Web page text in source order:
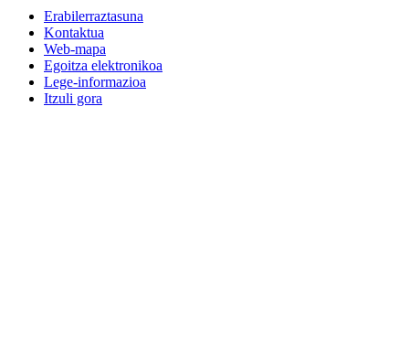
Erabilerraztasuna
Kontaktua
Web-mapa
Egoitza elektronikoa
Lege-informazioa
Itzuli gora